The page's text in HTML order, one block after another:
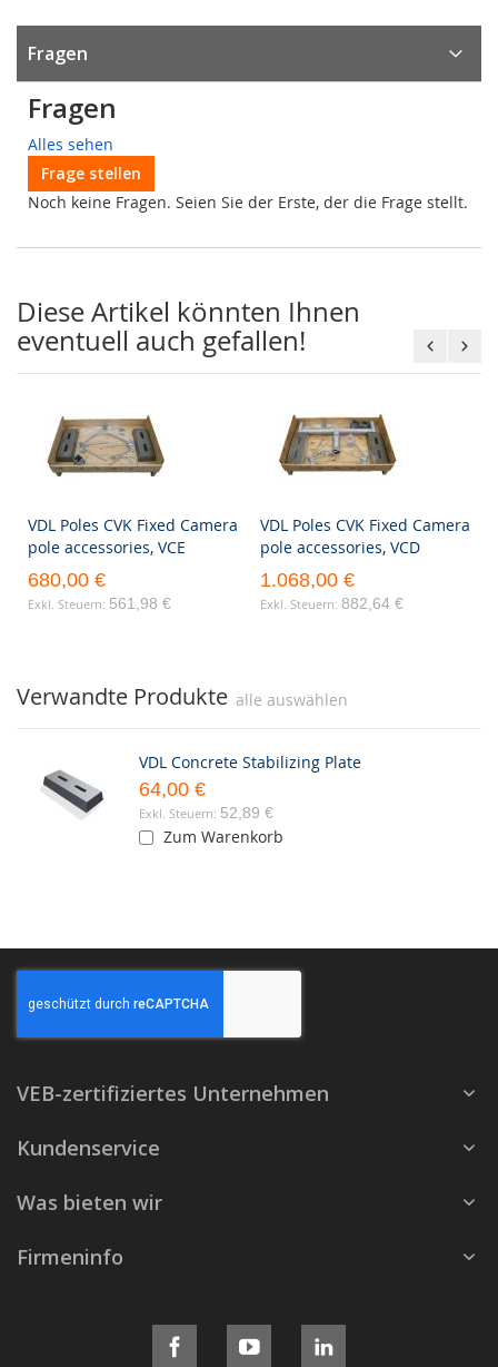
Fragen
Fragen
Alles sehen
Frage stellen
Noch keine Fragen. Seien Sie der Erste, der die Frage stellt.
Diese Artikel könnten Ihnen
eventuell auch gefallen!
VDL Poles CVK Fixed Camera
pole accessories, VCE
680,00 €
561,98 €
VDL Poles CVK Fixed Camera
pole accessories, VCD
1.068,00 €
882,64 €
Verwandte Produkte alle auswählen
VDL Concrete Stabilizing Plate
64,00 €
52,89 €
Zum Warenkorb
VEB-zertifiziertes Unternehmen
Kundenservice
Was bieten wir
Firmeninfo